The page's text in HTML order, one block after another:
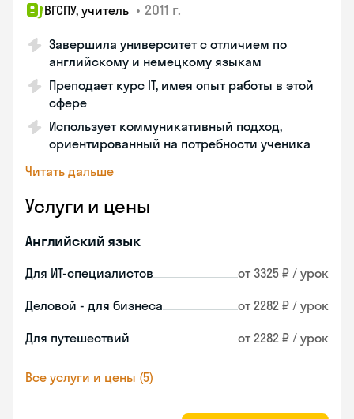
ВГСПУ, учитель • 2011 г.
Завершила университет с отличием по
английскому и немецкому языкам
Преподает курс IT, имея опыт работы в этой
сфере
Использует коммуникативный подход,
ориентированный на потребности ученика
Читать дальше
Услуги и цены
Английский язык
Для ИТ-специалистов от 3325 ₽ / урок
Деловой - для бизнеса от 2282 ₽ / урок
Для путешествий от 2282 ₽ / урок
Все услуги и цены (5)